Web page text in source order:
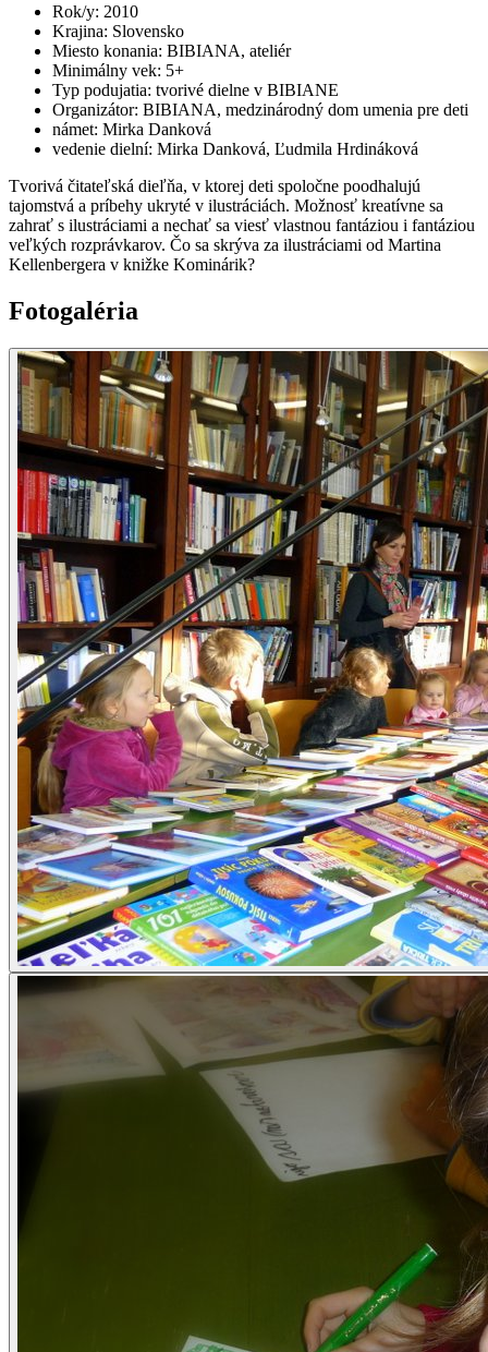
Rok/y: 2010
Krajina: Slovensko
Miesto konania: BIBIANA, ateliér
Minimálny vek: 5+
Typ podujatia: tvorivé dielne v BIBIANE
Organizátor: BIBIANA, medzinárodný dom umenia pre deti
námet: Mirka Danková
vedenie dielní: Mirka Danková, Ľudmila Hrdináková
Tvorivá čitateľská dieľňa, v ktorej deti spoločne poodhalujú
tajomstvá a príbehy ukryté v ilustráciách. Možnosť kreatívne sa
zahrať s ilustráciami a nechať sa viesť vlastnou fantáziou i fantáziou
veľkých rozprávkarov. Čo sa skrýva za ilustráciami od Martina
Kellenbergera v knižke Kominárik?
Fotogaléria